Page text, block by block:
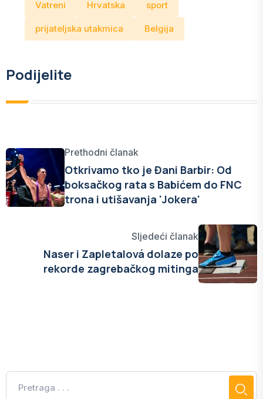
Vatreni Hrvatska sport
prijateljska utakmica Belgija
Podijelite
Prethodni članak
Otkrivamo tko je Đani Barbir: Od
boksačkog rata s Babićem do FNC
trona i utišavanja 'Jokera'
Sljedeći članak
Naser i Zapletalová dolaze po
rekorde zagrebačkog mitinga